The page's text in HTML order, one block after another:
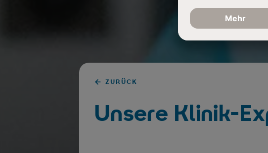
ZURÜCK
Unsere Klinik-